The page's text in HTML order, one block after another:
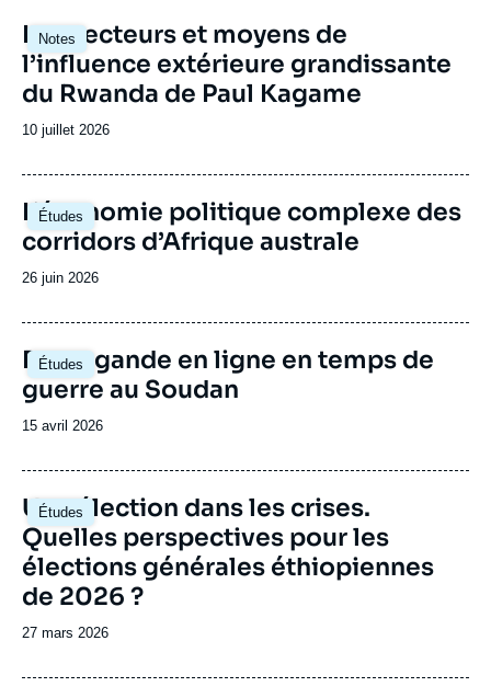
économique et société civile) à se rencontrer
et à échanger outils d’analyse et visions du
continent. Le Centre Afrique subsaharienne
accueille régulièrement des responsables
politiques de différents pays d’Afrique
Notes
Image
principale
Les vecteurs et moyens de
l’influence extérieure grandissante
du Rwanda de Paul Kagame
Date
publication
10 juillet 2026
Études
Image
principale
L’économie politique complexe des
corridors d’Afrique australe
Date
publication
26 juin 2026
Études
Image
principale
Propagande en ligne en temps de
guerre au Soudan
Date
publication
15 avril 2026
Études
Image
principale
Une élection dans les crises.
Quelles perspectives pour les
élections générales éthiopiennes
de 2026 ?
Date
publication
27 mars 2026